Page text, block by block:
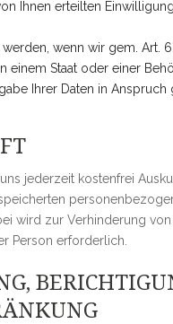
Ihnen erteilten
wenn wir gem. Art.
einem Staat oder einer
Ihrer Daten in Anspruch
jederzeit kostenfrei
wird zur Verhinderung
Person erforderlich.